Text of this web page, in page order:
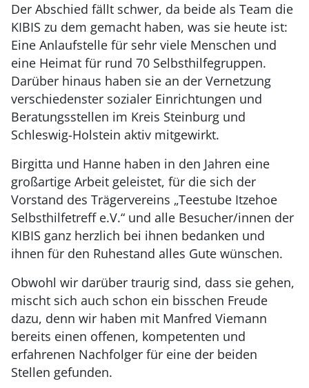
Der Abschied fällt schwer, da beide als Team die
KIBIS zu dem gemacht haben, was sie heute ist:
Eine Anlaufstelle für sehr viele Menschen und
eine Heimat für rund 70 Selbsthilfegruppen.
Darüber hinaus haben sie an der Vernetzung
verschiedenster sozialer Einrichtungen und
Beratungsstellen im Kreis Steinburg und
Schleswig-Holstein aktiv mitgewirkt.
Birgitta und Hanne haben in den Jahren eine
großartige Arbeit geleistet, für die sich der
Vorstand des Trägervereins „Teestube Itzehoe
Selbsthilfetreff e.V.“ und alle Besucher/innen der
KIBIS ganz herzlich bei ihnen bedanken und
ihnen für den Ruhestand alles Gute wünschen.
Obwohl wir darüber traurig sind, dass sie gehen,
mischt sich auch schon ein bisschen Freude
dazu, denn wir haben mit Manfred Viemann
bereits einen offenen, kompetenten und
erfahrenen Nachfolger für eine der beiden
Stellen gefunden.